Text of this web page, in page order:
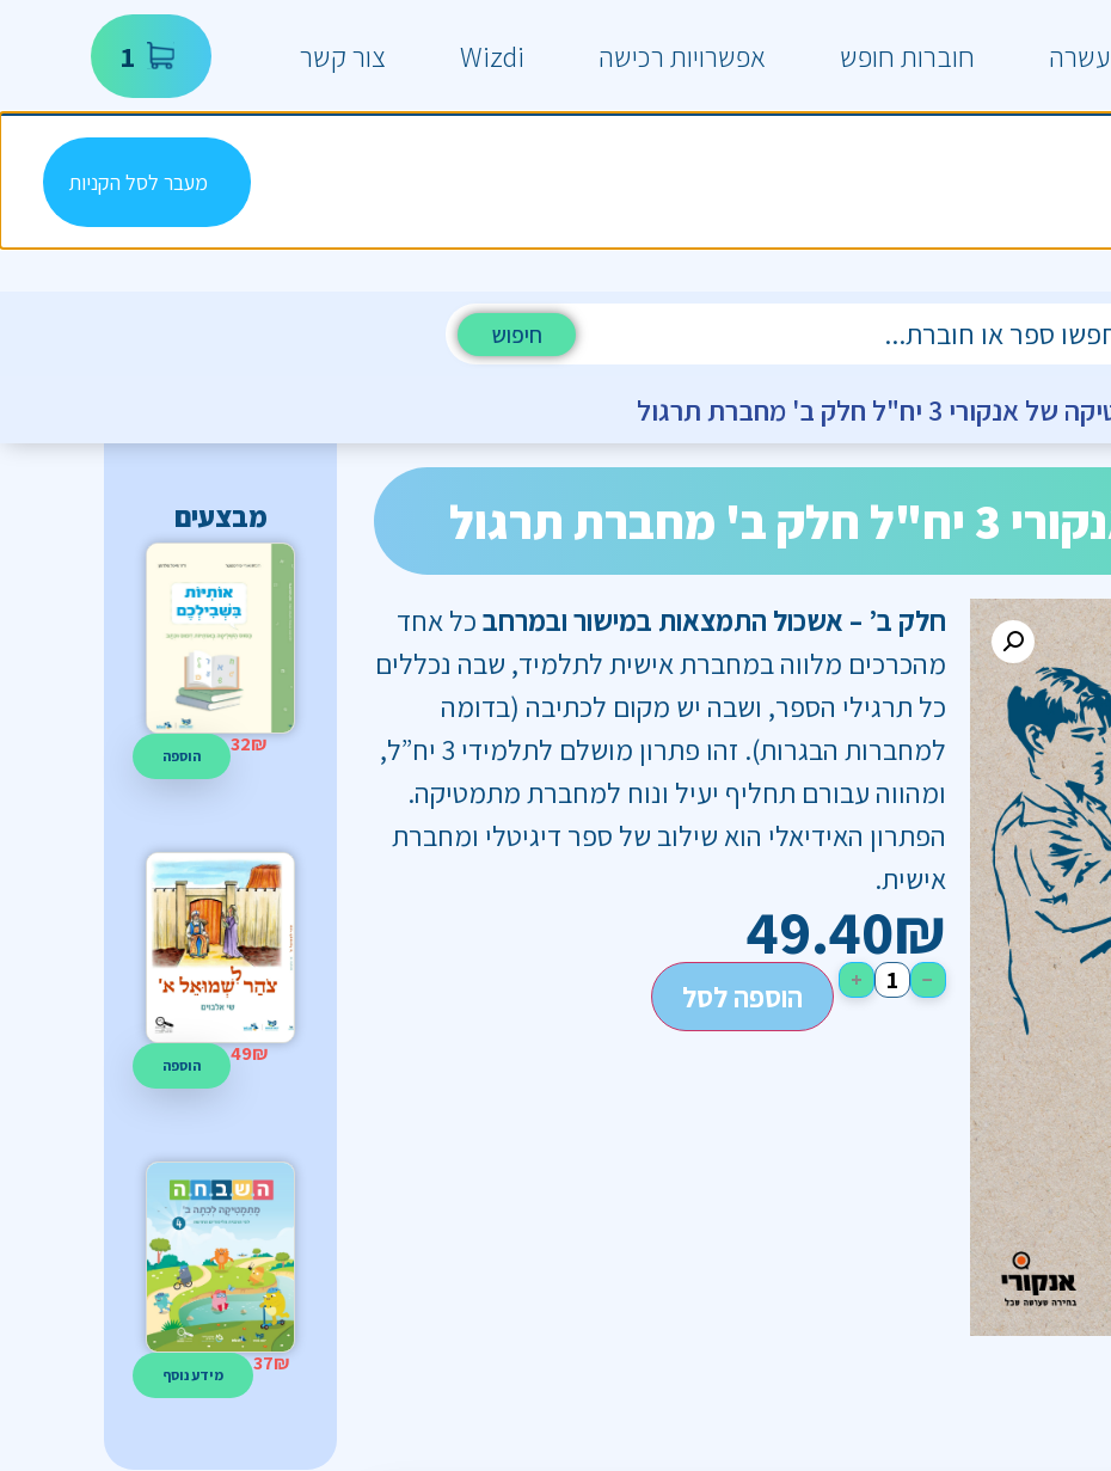
חוברות חופש אפשרויות רכישה Wizdi צור קשר 1
מעבר לסל הקניות
חיפוש
3 יח"ל חלק ב' מחברת תרגול
תרגול
חלק ב’ – אשכול התמצאות במישור ובמרחבכל אחד
מהכרכים מלווה במחברת אישית לתלמיד, שבה נכללים
כל תרגילי הספר, ושבה יש מקום לכתיבה (בדומה
למחברות הבגרות). זהו פתרון מושלם לתלמידי 3 יח”ל,
ומהווה עבורם תחליף יעיל ונוח למחברת מתמטיקה.
הפתרון האידיאלי הוא שילוב של ספר דיגיטלי ומחברת
אישית.
49.40₪
−
+ הוספה לסל
מבצעים
הוספה 32₪
הוספה 49₪
מידע נוסף 37₪